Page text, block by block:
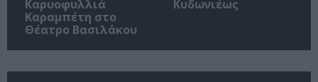
Καρυοφυλλιά
Καραμπέτη στο
Θέατρο Βασιλάκου
Κυδωνιέως